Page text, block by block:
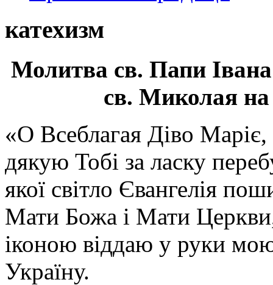
катехизм
Молитва св. Папи
св. Миколая на
«О Всеблагая Діво
дякую Тобі за ласку
якої світло Євангелія
Мати Божа і Мати
іконою віддаю у руки
Україну.